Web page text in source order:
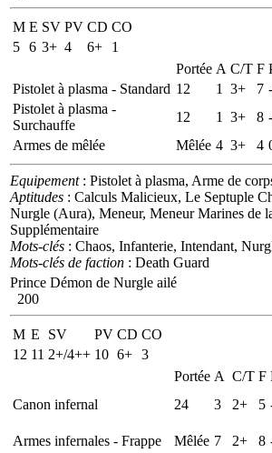
M E SV PV CD CO
5 6 3+ 4 6+
1
Portée A C/T F
Pistolet à plasma - Standard 12 1 3+ 7
Pistolet à plasma -
Surchauffe
12 1 3+ 8
Armes de mêlée
Mêlée 4 3+ 4
Equipement: Pistolet à plasma, Arme de
Aptitudes : Calculs Malicieux, Le Septuple
Nurgle (Aura), Meneur, Meneur Marines de
Supplémentaire
Mots-clés : Chaos, Infanterie, Intendant,
Mots-clés de faction : Death Guard
Prince Démon de Nurgle ailé
200
M E SV PV CD CO
12 11 2+/4++ 10 6+ 3
Portée A C/T F
Canon infernal
24 3 2+ 5
Armes infernales - Frappe
Mêlée 7 2+ 8